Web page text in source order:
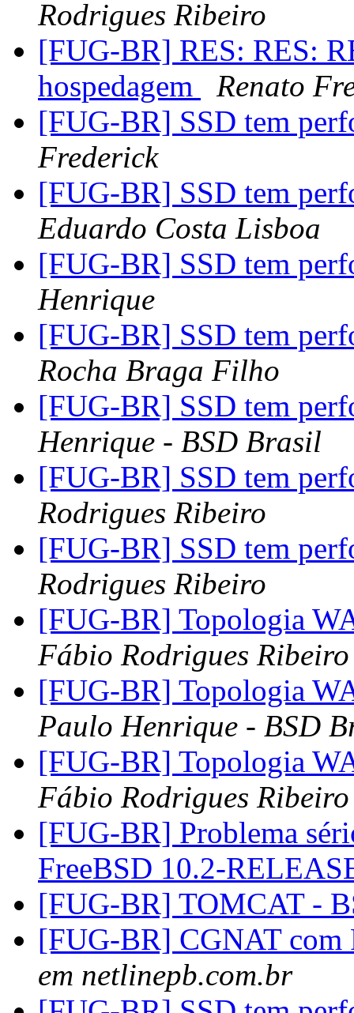
Rodrigues Ribeiro
[FUG-BR] RES: RES:
hospedagem
Renato
[FUG-BR] SSD tem
Frederick
[FUG-BR] SSD tem
Eduardo Costa Lisboa
[FUG-BR] SSD tem
Henrique
[FUG-BR] SSD tem
Rocha Braga Filho
[FUG-BR] SSD tem
Henrique - BSD Brasil
[FUG-BR] SSD tem
Rodrigues Ribeiro
[FUG-BR] SSD tem
Rodrigues Ribeiro
[FUG-BR] Topologia
Fábio Rodrigues Ribeiro
[FUG-BR] Topologia
Paulo Henrique - BSD
[FUG-BR] Topologia
Fábio Rodrigues Ribeiro
[FUG-BR] Problema
FreeBSD 10.2-
[FUG-BR] TOMCAT -
[FUG-BR] CGNAT
em netlinepb.com.br